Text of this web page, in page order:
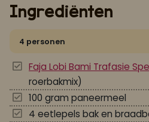
Ingrediënten
4 personen
Faja Lobi Bami Trafasie
roerbakmix)
100 gram paneermeel
4 eetlepels bak en